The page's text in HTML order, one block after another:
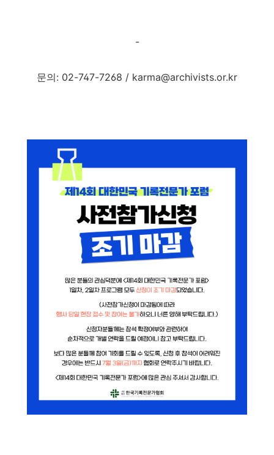
-
문의: 02-747-7268 / karma@archivists.or.kr